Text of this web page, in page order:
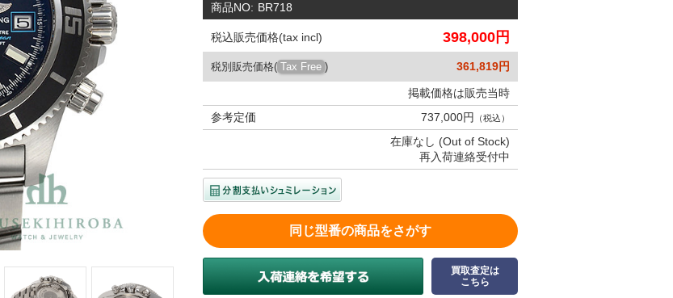
商品NO: BR718
税込販売価格(tax incl) 398,000円
税別販売価格( Tax Free ) 361,819円
掲載価格は販売当時
参考定価
737,000円 （税込）
在庫なし (Out of Stock)
再入荷連絡受付中
同じ型番の商品をさがす
買取査定は
こちら